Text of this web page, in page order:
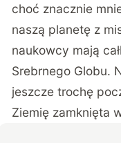
choć znacznie
naszą planetę z
naukowcy mają
Srebrnego Globu.
jeszcze trochę
Ziemię zamknięta